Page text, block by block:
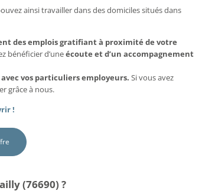
ainsi travailler dans des domiciles situés dans
des emplois gratifiant à proximité de votre
bénéficier d’uneécoute et d’un accompagnement
vos particuliers employeurs. Si vous avez
grâce à nous.
!
(76690) ?